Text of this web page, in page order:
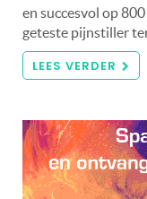
en succesvol op
geteste pijnstiller
LEES VERDER